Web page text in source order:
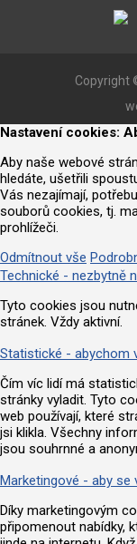
Copyright
Nastavení cookies:
Aby naše webové
hledáte, ušetřili
Vás nezajímají,
souborů cookies, tj.
prohlížeči.
Odmítnout vše
Technické - nezbytně
Tyto cookies jsou
stránek. Vždy aktivní.
Statistické - abychom
Čím víc lidí má
stránky vyladit. Tyto
web používají, které
jsi klikla. Všechny
jsou souhrnné a
Marketingové - aby se
Díky marketingovým
připomenout nabídky,